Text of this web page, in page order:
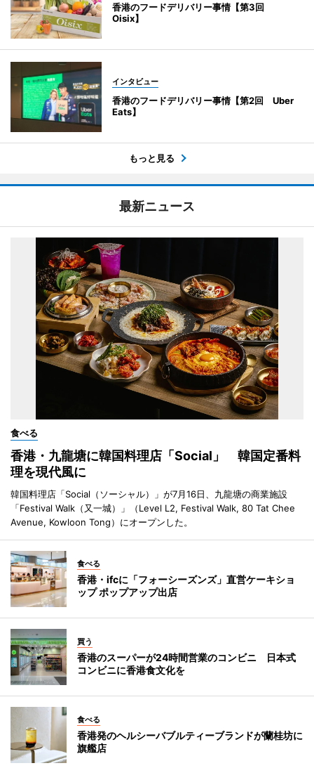
香港のフードデリバリー事情【第3回
Oisix】
インタビュー
香港のフードデリバリー事情【第2回 Uber
Eats】
もっと見る
最新ニュース
食べる
香港・九龍塘に韓国料理店「Social」 韓国定番料
理を現代風に
韓国料理店「Social（ソーシャル）」が7月16日、九龍塘の商業施設
「Festival Walk（又一城）」（Level L2, Festival Walk, 80 Tat Chee
Avenue, Kowloon Tong）にオープンした。
食べる
香港・ifcに「フォーシーズンズ」直営ケーキショ
ップ ポップアップ出店
買う
香港のスーパーが24時間営業のコンビニ 日本式
コンビニに香港食文化を
食べる
香港発のヘルシーバブルティーブランドが蘭桂坊に
旗艦店